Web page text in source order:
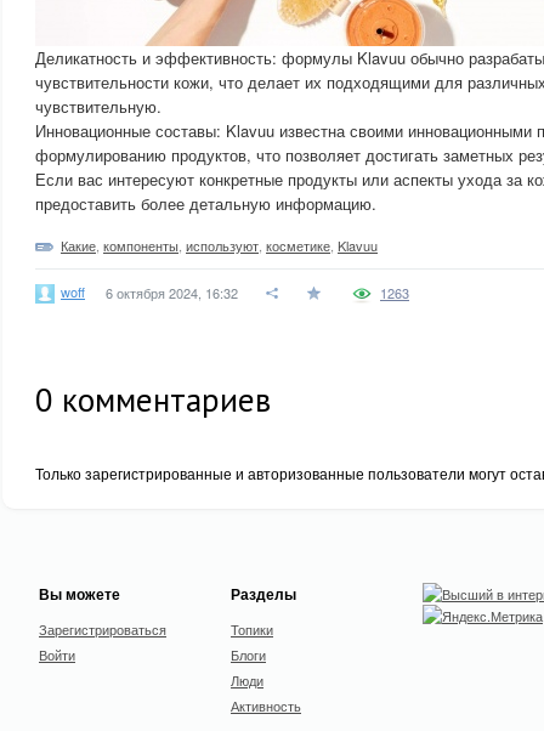
Деликатность и эффективность: формулы Klavuu обычно
чувствительности кожи, что делает их подходящими для
чувствительную.
Инновационные составы: Klavuu известна своими инновационными
формулированию продуктов, что позволяет достигать заметных
Если вас интересуют конкретные продукты или аспекты ухода за
предоставить более детальную информацию.
Какие компоненты используют косметике Klavuu
woff 6 октября 2024, 16:32 1263
0 комментариев
Только зарегистрированные и авторизованные пользователи могут
Вы можете
Зарегистрироваться
Войти
Разделы
Топики
Блоги
Люди
Активность